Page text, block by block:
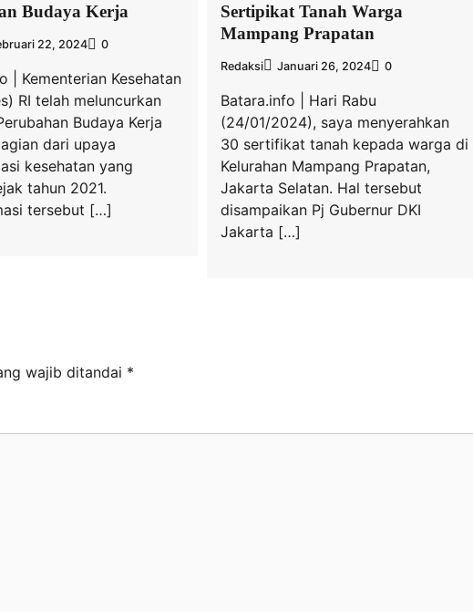
Budaya Kerja
22, 2024 0
| Kementerian Kesehatan
RI telah meluncurkan
Budaya Kerja
dari upaya
kesehatan yang
tahun 2021.
tersebut […]
Sertipikat Tanah Warga
Mampang Prapatan
Redaksi Januari 26, 2024 0
Batara.info | Hari Rabu
(24/01/2024), saya menyerahkan
30 sertifikat tanah kepada warga di
Kelurahan Mampang Prapatan,
Jakarta Selatan. Hal tersebut
disampaikan Pj Gubernur DKI
Jakarta […]
wajib ditandai *